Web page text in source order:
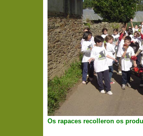
Os rapaces recolleron os